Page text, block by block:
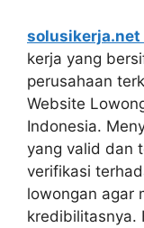
solusikerja.net
kerja yang
perusahaan
Website
Indonesia.
yang valid dan
verifikasi
lowongan agar
kredibilitasnya.